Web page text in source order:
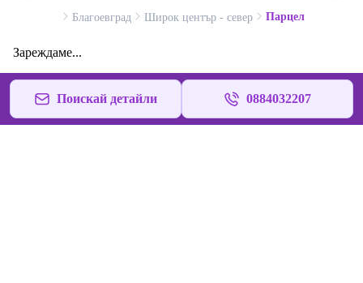
Благоевград Широк център - север Парцел
Зареждаме...
Поискай детайли 0884032207